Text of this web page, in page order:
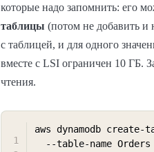
которые надо запомнить: его
таблицы (потом не добавить и
с таблицей, и для одного
вместе с LSI ограничен 10 ГБ.
чтения.
aws dynamodb create-
  --table-name Orders